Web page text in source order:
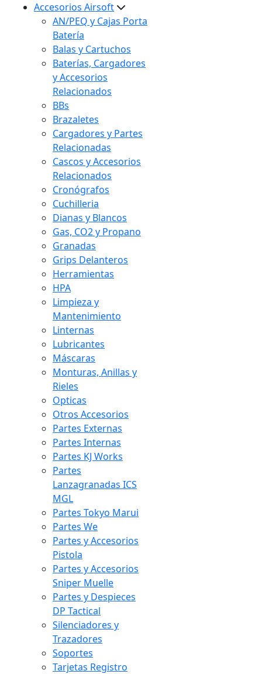
Accesorios Airsoft
AN/PEQ y Cajas Porta
Batería
Balas y Cartuchos
Baterías, Cargadores
y Accesorios
Relacionados
BBs
Brazaletes
Cargadores y Partes
Relacionadas
Cascos y Accesorios
Relacionados
Cronógrafos
Cuchilleria
Dianas y Blancos
Gas, CO2 y Propano
Granadas
Grips Delanteros
Herramientas
HPA
Limpieza y
Mantenimiento
Linternas
Lubricantes
Máscaras
Monturas, Anillas y
Rieles
Opticas
Otros Accesorios
Partes Externas
Partes Internas
Partes KJ Works
Partes
Lanzagranadas ICS
MGL
Partes Tokyo Marui
Partes We
Partes y Accesorios
Pistola
Partes y Accesorios
Sniper Muelle
Partes y Despieces
DP Tactical
Silenciadores y
Trazadores
Soportes
Tarjetas Registro